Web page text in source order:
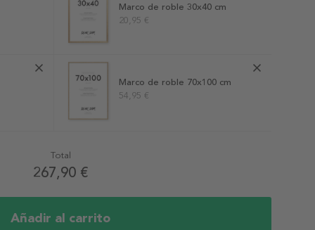
Marco de roble 30x40 cm
20,95 €
Marco de roble 70x100 cm
54,95 €
Total
267,90 €
Añadir al carrito